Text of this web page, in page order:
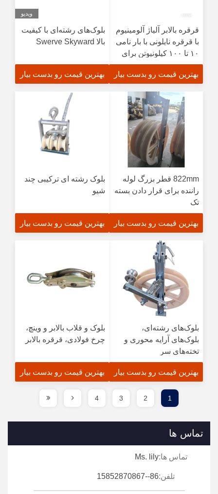
قرقره بالابر آلیاژ آلومینیوم
با قرقره نایلونی با بار نامی
۱۰ تا ۱۰۰ کیلونیوتن برای
کابل‌کشی و ساخت و ساز
بهترین قیمت رو بدست بیار
ویدیو
بلوک‌های رشته‌ای با کیفیت
بالا Swerve Skyward
بهترین قیمت رو بدست بیار
822mm قطر بزرگ لوله
راننده برای قرار دادن بسته
تک
بهترین قیمت رو بدست بیار
بلوک رشته ای ترکیبی چند
شیو
بهترین قیمت رو بدست بیار
بلوک‌های رشته‌ای،
بلوک‌های آرایه محوری و
تخته‌های سر
بهترین قیمت رو بدست بیار
بلوک و قلاب بالابر و وینچ،
چرخ فولادی، قرقره بالابر
بهترین قیمت رو بدست بیار
1
2
3
4
تماس ها
تماس ها:Ms. lily
تلفن:86--15852870867